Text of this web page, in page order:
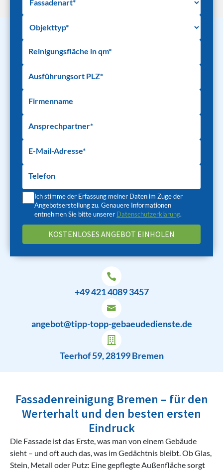
Reinigungsfläche in qm*
Ausführungsort PLZ*
Firmenname
Ansprechpartner*
E-Mail-Adresse*
Telefon
Ich stimme der Erfassung meiner Daten im Zuge der
Angebotserstellung zu. Genauere Informationen
entnehmen Sie bitte unserer Datenschutzerklärung.
+49 421 4089 3457
angebot@tipp-topp-gebaeudedienste.de
Teerhof 59, 28199 Bremen
Fassadenreinigung Bremen – für den
Werterhalt und den besten ersten
Eindruck
Die Fassade ist das Erste, was man von einem Gebäude
sieht – und oft auch das, was im Gedächtnis bleibt. Ob Glas,
Stein, Metall oder Putz: Eine gepflegte Außenfläche sorgt